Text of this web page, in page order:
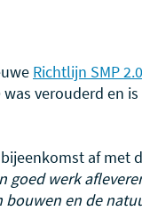
Richtlijn SMP 2.0
verouderd en
af met
goed werk
en de